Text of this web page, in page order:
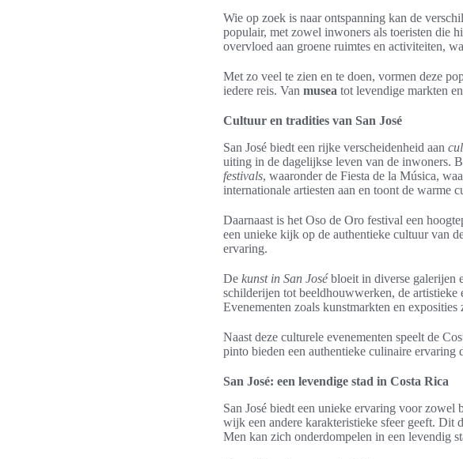
Wie op zoek is naar ontspanning kan de
populair, met zowel inwoners als toeristen die
overvloed aan groene ruimtes en activiteiten,
Met zo veel te zien en te doen, vormen deze
iedere reis. Van musea tot levendige markten
Cultuur en tradities van San José
San José biedt een rijke verscheidenheid aan
uiting in de dagelijkse leven van de inwoners.
festivals, waaronder de Fiesta de la Música,
internationale artiesten aan en toont de warme
Daarnaast is het Oso de Oro festival een
een unieke kijk op de authentieke cultuur van
ervaring.
De kunst in San Josébloeit in diverse galerijen
schilderijen tot beeldhouwwerken, de artistieke
Evenementen zoals kunstmarkten en
Naast deze culturele evenementen speelt de
pinto bieden een authentieke culinaire ervaring
San José: een levendige stad in Costa Rica
San José biedt een unieke ervaring voor
wijk een andere karakteristieke sfeer geeft. Dit
Men kan zich onderdompelen in een levendig